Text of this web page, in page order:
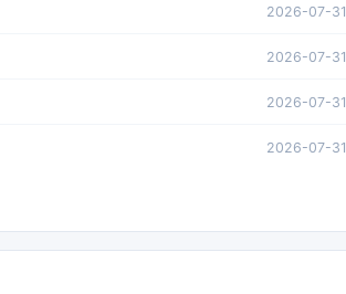
2026-07-31
2026-07-31
2026-07-31
2026-07-31